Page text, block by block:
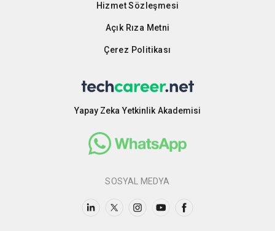
Hizmet Sözleşmesi
Açık Rıza Metni
Çerez Politikası
Yapay Zeka Yetkinlik Akademisi
SOSYAL MEDYA